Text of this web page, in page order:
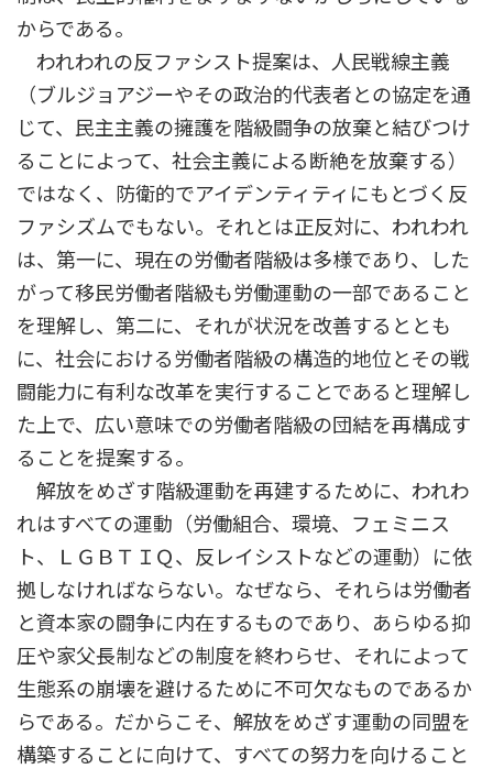
からである。
われわれの反ファシスト提案は、人民戦線主義
（ブルジョアジーやその政治的代表者との協定を通
じて、民主主義の擁護を階級闘争の放棄と結びつけ
ることによって、社会主義による断絶を放棄する）
ではなく、防衛的でアイデンティティにもとづく反
ファシズムでもない。それとは正反対に、われわれ
は、第一に、現在の労働者階級は多様であり、した
がって移民労働者階級も労働運動の一部であること
を理解し、第二に、それが状況を改善するととも
に、社会における労働者階級の構造的地位とその戦
闘能力に有利な改革を実行することであると理解し
た上で、広い意味での労働者階級の団結を再構成す
ることを提案する。
解放をめざす階級運動を再建するために、われわ
れはすべての運動（労働組合、環境、フェミニス
ト、ＬＧＢＴＩＱ、反レイシストなどの運動）に依
拠しなければならない。なぜなら、それらは労働者
と資本家の闘争に内在するものであり、あらゆる抑
圧や家父長制などの制度を終わらせ、それによって
生態系の崩壊を避けるために不可欠なものであるか
らである。だからこそ、解放をめざす運動の同盟を
構築することに向けて、すべての努力を向けること